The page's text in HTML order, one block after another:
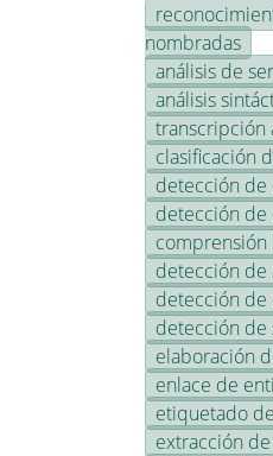
nombradas
análisis de
análisis
transcripción
clasificación
detección
detección
comprensión
detección de
detección de
detección de
elaboración
enlace de
etiquetado
extracción